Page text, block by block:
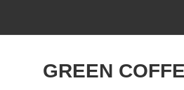
GREEN